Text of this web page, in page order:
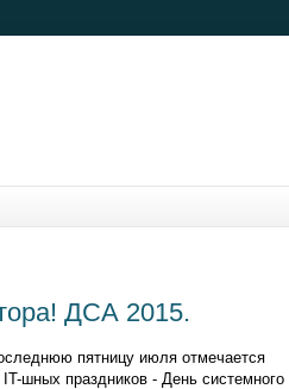
ДСА 2015.
пятницу июля отмечается
шных праздников - День системного